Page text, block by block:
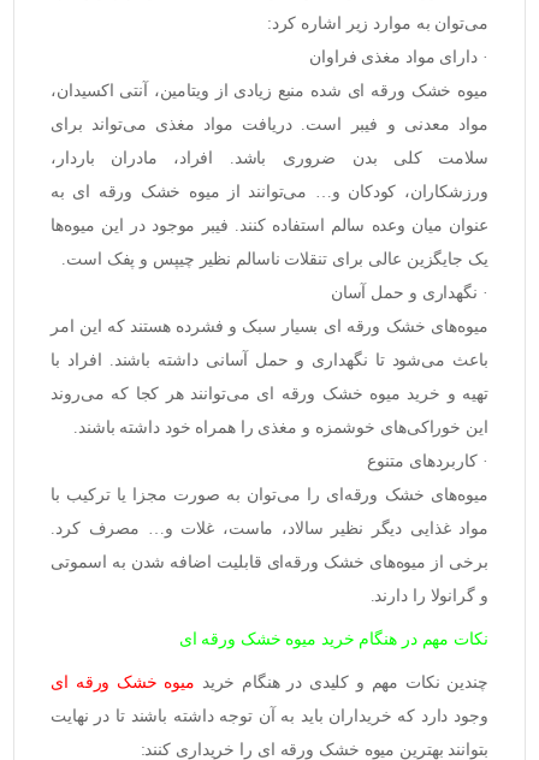
می‌توان به موارد زیر اشاره کرد:
· دارای مواد مغذی فراوان
میوه خشک ورقه ای شده منبع زیادی از ویتامین، آنتی اکسیدان،
مواد معدنی و فیبر است. دریافت مواد مغذی می‌تواند برای
سلامت کلی بدن ضروری باشد. افراد، مادران باردار،
ورزشکاران، کودکان و… می‌توانند از میوه خشک ورقه ای به
عنوان میان وعده سالم استفاده کنند. فیبر موجود در این میوه‌ها
یک جایگزین عالی برای تنقلات ناسالم نظیر چیپس و پفک است.
· نگهداری و حمل آسان
میوه‌های خشک ورقه ای بسیار سبک و فشرده هستند که این امر
باعث می‌شود تا نگهداری و حمل آسانی داشته باشند. افراد با
تهیه و خرید میوه خشک ورقه ای می‌توانند هر کجا که می‌روند
این خوراکی‌های خوشمزه و مغذی را همراه خود داشته باشند.
· کاربردهای متنوع
میوه‌های خشک ورقه‌ای را می‌توان به صورت مجزا یا ترکیب با
مواد غذایی دیگر نظیر سالاد، ماست، غلات و… مصرف کرد.
برخی از میوه‌های خشک ورقه‌ای قابلیت اضافه شدن به اسموتی
و گرانولا را دارند.
نکات مهم در هنگام خرید میوه خشک ورقه ای
چندین نکات مهم و کلیدی در هنگام خرید میوه خشک ورقه ای
وجود دارد که خریداران باید به آن توجه داشته باشند تا در نهایت
بتوانند بهترین میوه خشک ورقه ای را خریداری کنند: